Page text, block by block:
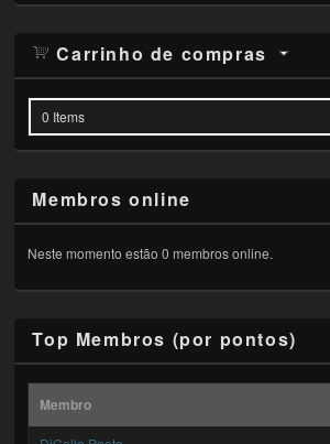
Carrinho de compras
0 Items
Membros online
Neste momento estão 0 membros online.
Top Membros (por pontos)
Membro